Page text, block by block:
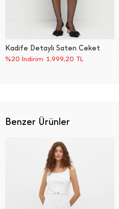
Benzer Ürünler
Kadife Detaylı Saten Ceket
%20 İndirim 1.999,20 TL